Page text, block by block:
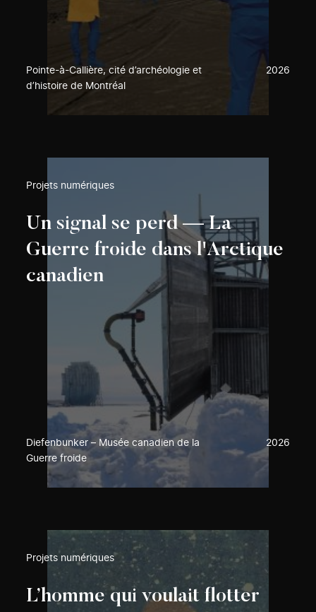
Pointe-à-Callière, cité d’archéologie et
d’histoire de Montréal
2026
Projets numériques
Un signal se perd — La
Guerre froide dans l'Arctique
canadien
Diefenbunker – Musée canadien de la
Guerre froide
2026
Projets numériques
L’homme qui voulait flotter